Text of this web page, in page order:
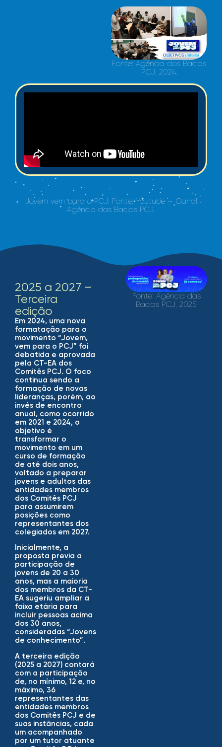
Fonte: Agência das Bacias
PCJ, 2024.
Jovem vem para o PCJ. Fonte: Youtube – Canal
Agência das Bacias PCJ.
2025 a 2027 –
Terceira
edição
Em 2024, uma nova
formatação para o
movimento “Jovem,
vem para o PCJ” foi
debatida e aprovada
pela CT-EA dos
Comitês PCJ. O foco
continua sendo a
formação de novas
lideranças, porém, ao
invés de encontro
anual, como ocorrido
em 2021 e 2024, o
objetivo é
transformar o
movimento em um
curso de formação
de até dois anos,
voltado a preparar
jovens e adultos das
entidades membros
dos Comitês PCJ
para assumirem
posições como
representantes dos
colegiados em 2027.
Inicialmente, a
proposta previa a
participação de
jovens de 20 a 30
anos, mas a maioria
dos membros da CT-
EA sugeriu ampliar a
faixa etária para
incluir pessoas acima
dos 30 anos,
consideradas “Jovens
de conhecimento”.
A terceira edição
(2025 a 2027) contará
com a participação
de, no mínimo, 12 e, no
máximo, 36
representantes das
entidades membros
dos Comitês PCJ e de
suas instâncias, cada
um acompanhado
por um tutor atuante
Fonte: Agência das
Bacias PCJ, 2025.